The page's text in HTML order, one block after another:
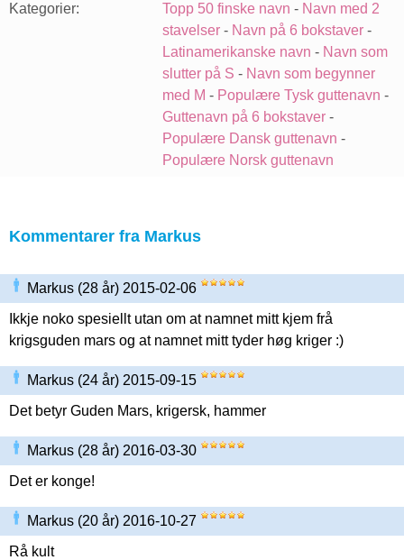
Kategorier: Topp 50 finske navn - Navn med 2
stavelser - Navn på 6 bokstaver -
Latinamerikanske navn - Navn som
slutter på S - Navn som begynner
med M - Populære Tysk guttenavn -
Guttenavn på 6 bokstaver -
Populære Dansk guttenavn -
Populære Norsk guttenavn
Kommentarer fra Markus
Markus (28 år) 2015-02-06
Ikkje noko spesiellt utan om at namnet mitt kjem frå
krigsguden mars og at namnet mitt tyder høg kriger :)
Markus (24 år) 2015-09-15
Det betyr Guden Mars, krigersk, hammer
Markus (28 år) 2016-03-30
Det er konge!
Markus (20 år) 2016-10-27
Rå kult